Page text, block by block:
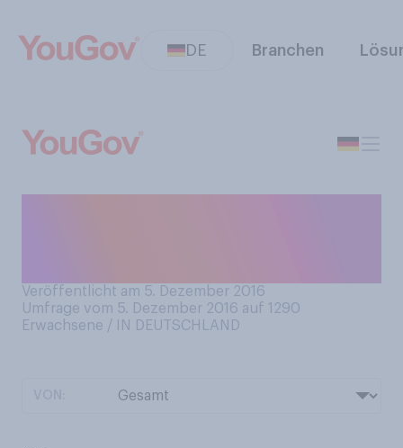
DE Branchen
Veröffentlicht am 5. Dezember 2016
Umfrage vom 5. Dezember 2016 auf 1290
Erwachsene / IN DEUTSCHLAND